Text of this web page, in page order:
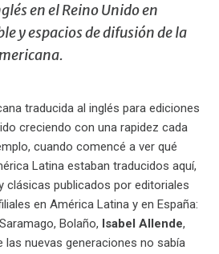
en el Reino Unido en
y espacios de difusión de la
traducida al inglés para ediciones
creciendo con una rapidez cada
cuando comencé a ver qué
Latina estaban traducidos aquí,
clásicas publicados por editoriales
en América Latina y en España:
Bolaño, Isabel Allende,
las nuevas generaciones no sabía